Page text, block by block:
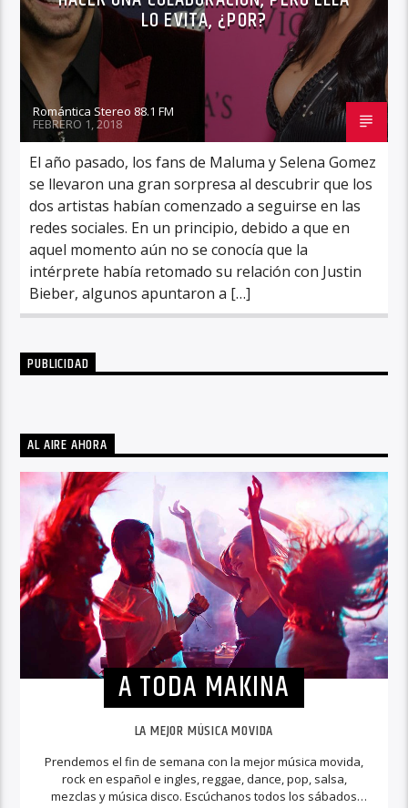
LO EVITA, ¿POR?
Romántica Stereo 88.1 FM
FEBRERO 1, 2018
El año pasado, los fans de Maluma y Selena Gomez
se llevaron una gran sorpresa al descubrir que los
dos artistas habían comenzado a seguirse en las
redes sociales. En un principio, debido a que en
aquel momento aún no se conocía que la
intérprete había retomado su relación con Justin
Bieber, algunos apuntaron a […]
PUBLICIDAD
AL AIRE AHORA
A TODA MAKINA
LA MEJOR MÚSICA MOVIDA
Prendemos el fin de semana con la mejor música movida,
rock en español e ingles, reggae, dance, pop, salsa,
mezclas y música disco. Escúchanos todos los sábados